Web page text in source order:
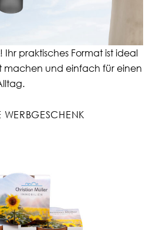
Ihr praktisches Format ist ideal
machen und einfach für einen